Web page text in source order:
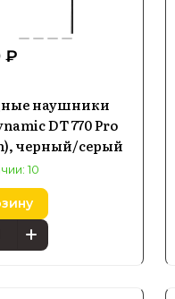
₽
наушники
DT 770 Pro
черный/серый
10